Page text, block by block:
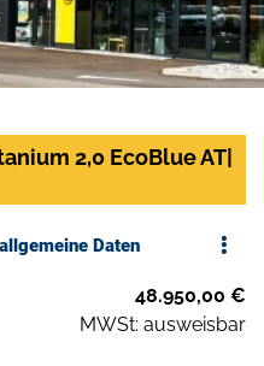
2,0 EcoBlue AT|
allgemeine Daten
48.950,00 €
MWSt: ausweisbar